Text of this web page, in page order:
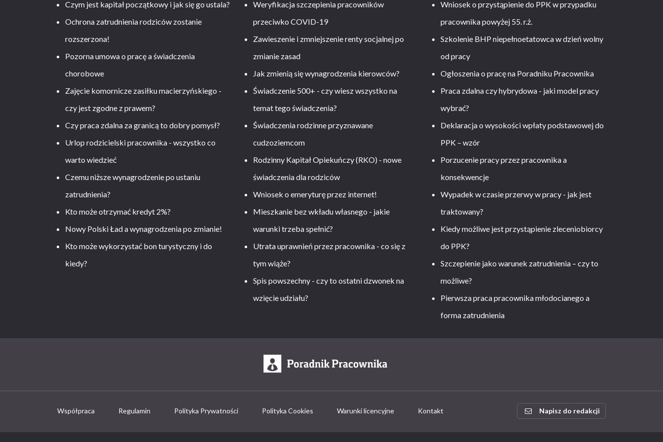
Czym jest kapitał początkowy i jak się go ustala?
Ochrona zatrudnienia rodziców zostanie
rozszerzona!
Pozorna umowa o pracę a świadczenia
chorobowe
Zajęcie komornicze zasiłku macierzyńskiego -
czy jest zgodne z prawem?
Czy praca zdalna za granicą to dobry pomysł?
Urlop rodzicielski pracownika - wszystko co
warto wiedzieć
Czemu niższe wynagrodzenie po ustaniu
zatrudnienia?
Kto może otrzymać kredyt 2%?
Nowy Polski Ład a wynagrodzenia po zmianie!
Kto może wykorzystać bon turystyczny i do
kiedy?
Weryfikacja szczepienia pracowników
przeciwko COVID-19
Zawieszenie i zmniejszenie renty socjalnej po
zmianie zasad
Jak zmienią się wynagrodzenia kierowców?
Świadczenie 500+ - czy wiesz wszystko na
temat tego świadczenia?
Świadczenia rodzinne przyznawane
cudzoziemcom
Rodzinny Kapitał Opiekuńczy (RKO) - nowe
świadczenia dla rodziców
Wniosek o emeryturę przez internet!
Mieszkanie bez wkładu własnego - jakie
warunki trzeba spełnić?
Utrata uprawnień przez pracownika - co się z
tym wiąże?
Spis powszechny - czy to ostatni dzwonek na
wzięcie udziału?
Wniosek o przystąpienie do PPK w przypadku
pracownika powyżej 55. r.ż.
Szkolenie BHP niepełnoetatowca w dzień wolny
od pracy
Ogłoszenia o pracę na Poradniku Pracownika
Praca zdalna czy hybrydowa - jaki model pracy
wybrać?
Deklaracja o wysokości wpłaty podstawowej do
PPK – wzór
Porzucenie pracy przez pracownika a
konsekwencje
Wypadek w czasie przerwy w pracy - jak jest
traktowany?
Kiedy możliwe jest przystąpienie zleceniobiorcy
do PPK?
Szczepienie jako warunek zatrudnienia – czy to
możliwe?
Pierwsza praca pracownika młodocianego a
forma zatrudnienia
Współpraca Regulamin Polityka Prywatności Polityka Cookies Warunki licencyjne Kontakt Napisz do redakcji